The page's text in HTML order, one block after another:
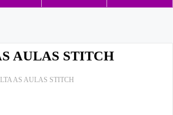
AULAS STITCH
AS AULAS STITCH